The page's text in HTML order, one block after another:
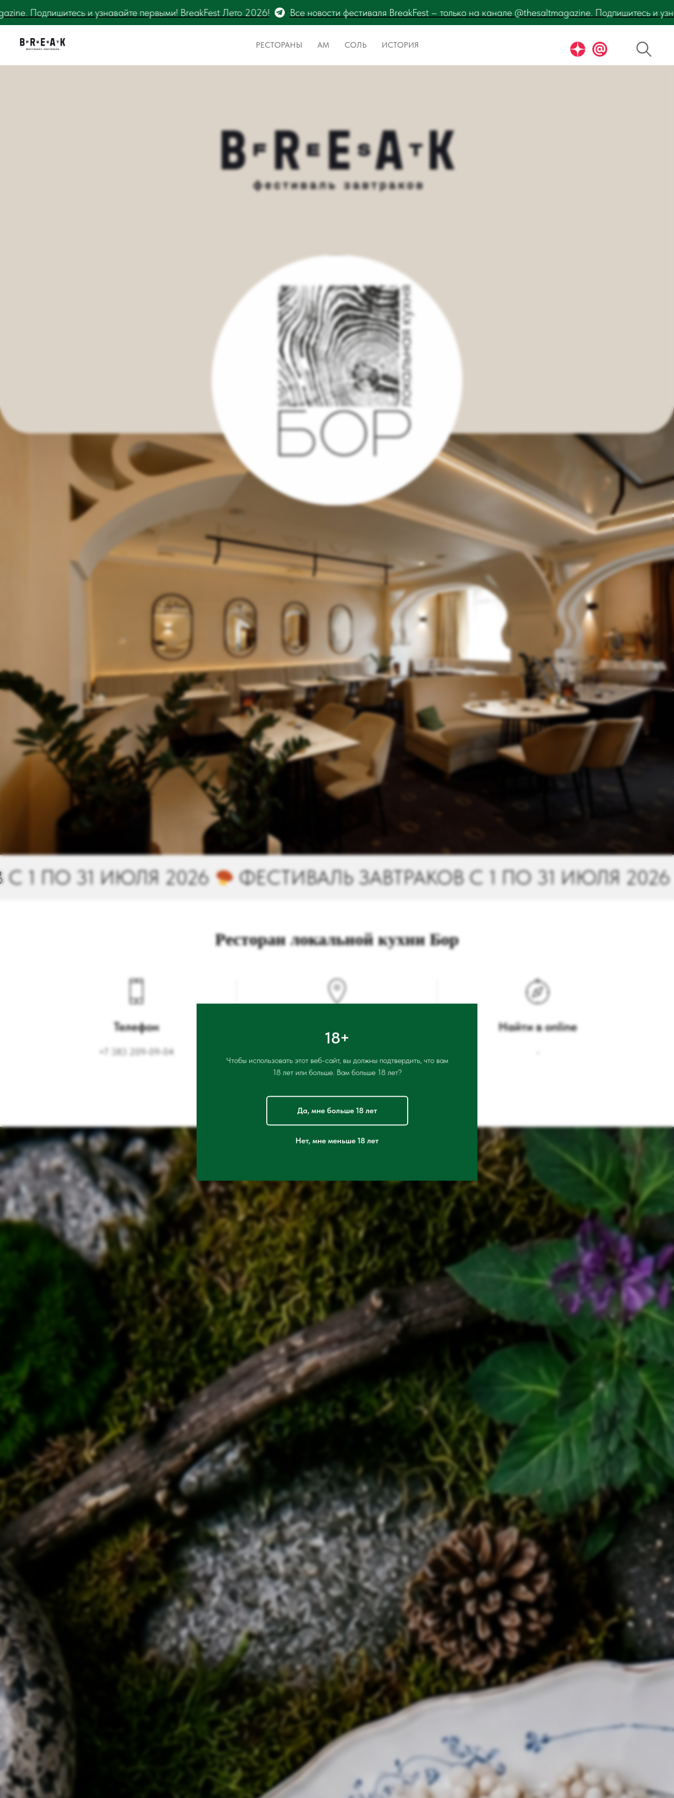
BreakFest Лето 2026! Все новости фестиваля BreakFest – только на канале @thesaltmagazine. Подпишитесь и узнавайте первыми! BreakFest Лето 2026!
РЕСТОРАНЫ АМ СОЛЬ ИСТОРИЯ
18+
Чтобы использовать этот веб-сайт, вы должны подтвердить, что вам
18 лет или больше. Вам больше 18 лет?
Да, мне больше 18 лет
Нет, мне меньше 18 лет
ФЕСТИВАЛЬ ЗАВТРАКОВ С 1 ПО 31 ИЮЛЯ 2026 ФЕСТИВАЛЬ
Ресторан локальной кухни Бор
Телефон
+7 383 209-09-04
Найти в online
Режим работы фестивального меню:
Ежедневно: 10:00-23:00